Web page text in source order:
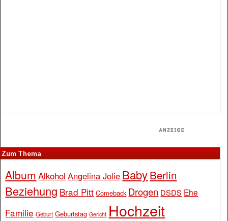
Zum Thema
Album Alkohol Angelina Jolie BabyBerlin
Beziehung Brad Pitt Comeback Drogen DSDS Ehe
Familie Geburt Geburtstag Gericht Hochzeit